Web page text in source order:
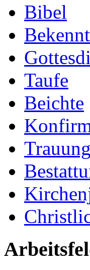
Bibel
Taufe
Beichte
Trauung